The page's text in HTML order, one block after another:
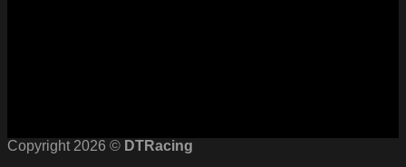
Copyright 2026 © DTRacing